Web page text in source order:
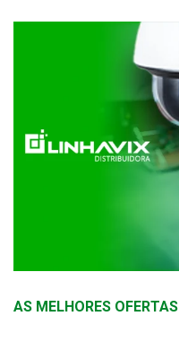
AS MELHORES OFERTAS